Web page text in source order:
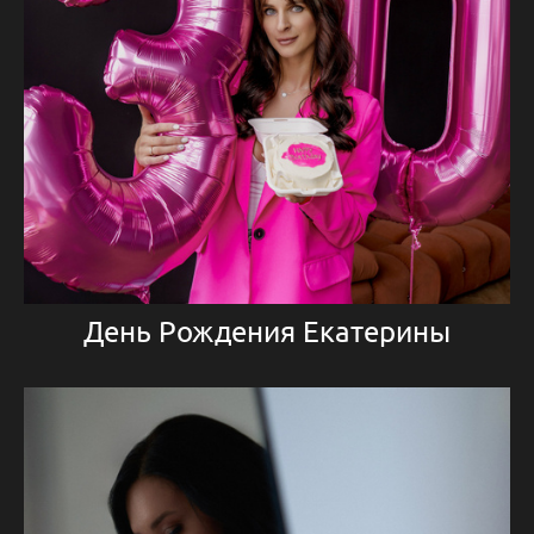
День Рождения Екатерины